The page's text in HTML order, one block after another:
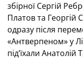
збірної Сергій
Платов та Георгій
одразу після
«Антверпеном» у
під’їхали